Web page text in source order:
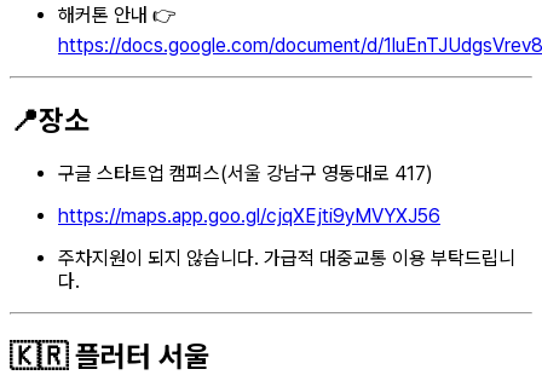
해커톤 안내 👉
https://docs.google.com/document/d/
📍장소
구글 스타트업 캠퍼스(서울 강남구 영동대로 417)
https://maps.app.goo.gl/cjqXEjti9yMVYXJ56
주차지원이 되지 않습니다. 가급적 대중교통 이용 부탁드립니
다.
🇰🇷 플러터 서울